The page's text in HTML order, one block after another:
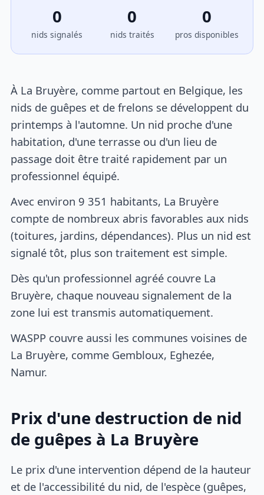
0
nids signalés
0
nids traités
0
pros disponibles
À La Bruyère, comme partout en Belgique, les
nids de guêpes et de frelons se développent du
printemps à l'automne. Un nid proche d'une
habitation, d'une terrasse ou d'un lieu de
passage doit être traité rapidement par un
professionnel équipé.
Avec environ 9 351 habitants, La Bruyère
compte de nombreux abris favorables aux nids
(toitures, jardins, dépendances). Plus un nid est
signalé tôt, plus son traitement est simple.
Dès qu'un professionnel agréé couvre La
Bruyère, chaque nouveau signalement de la
zone lui est transmis automatiquement.
WASPP couvre aussi les communes voisines de
La Bruyère, comme Gembloux, Eghezée,
Namur.
Prix d'une destruction de nid
de guêpes à La Bruyère
Le prix d'une intervention dépend de la hauteur
et de l'accessibilité du nid, de l'espèce (guêpes,